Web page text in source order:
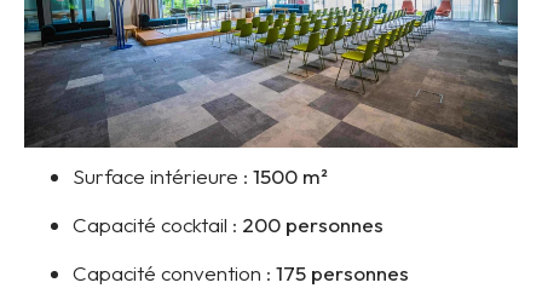
Surface intérieure : 1500 m²
Capacité cocktail : 200 personnes
Capacité convention : 175 personnes